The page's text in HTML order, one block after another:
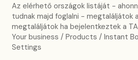
Az elérhető országok listáját -
tudnak majd foglalni - megtaláljátok
megtaláljátok ha bejelentkeztek a
Your business / Products / Instant
Settings